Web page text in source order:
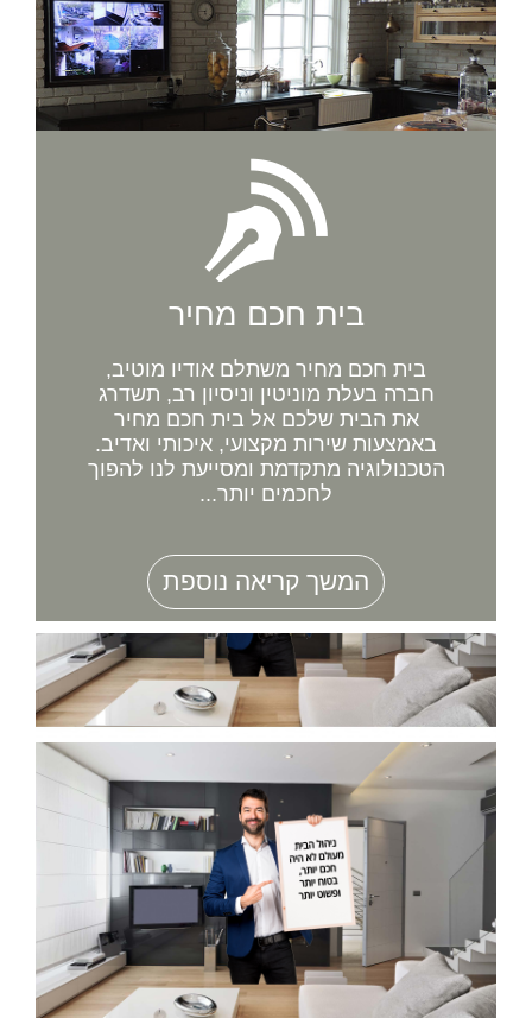
בית חכם מחיר
בית חכם מחיר משתלם אודיו מוטיב,
חברה בעלת מוניטין וניסיון רב, תשדרג
את הבית שלכם אל בית חכם מחיר
באמצעות שירות מקצועי, איכותי ואדיב.
הטכנולוגיה מתקדמת ומסייעת לנו להפוך
לחכמים יותר...
המשך קריאה נוספת